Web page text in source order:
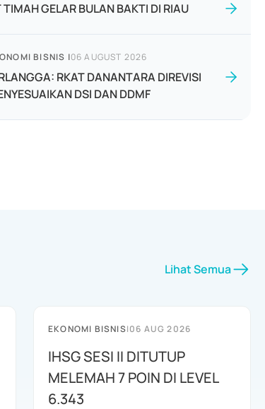
TIMAH GELAR BULAN BAKTI DI RIAU
BISNIS |06 AUGUST 2026
RKAT DANANTARA DIREVISI
DSI DAN DDMF
Lihat Semua
EKONOMI BISNIS|06 AUG 2026
IHSG SESI II DITUTUP
MELEMAH 7 POIN DI LEVEL
6.343